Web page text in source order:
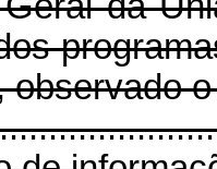
observado